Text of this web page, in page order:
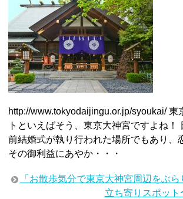
http://www.tokyodaijingu.or.jp/syoukai/ 東
トといえばそう、東京大神宮ですよね！
前結婚式が執り行われた場所でもあり、
その御利益にあやか・・・
「お散歩気分で東京大神宮周辺をぶ
立ち寄りスポッ